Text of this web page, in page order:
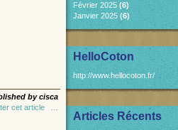
by cisca
cet article
Février 2025 (6)
Janvier 2025 (6)
HelloCoton
http://www.hellocoton.fr/
Articles Récents